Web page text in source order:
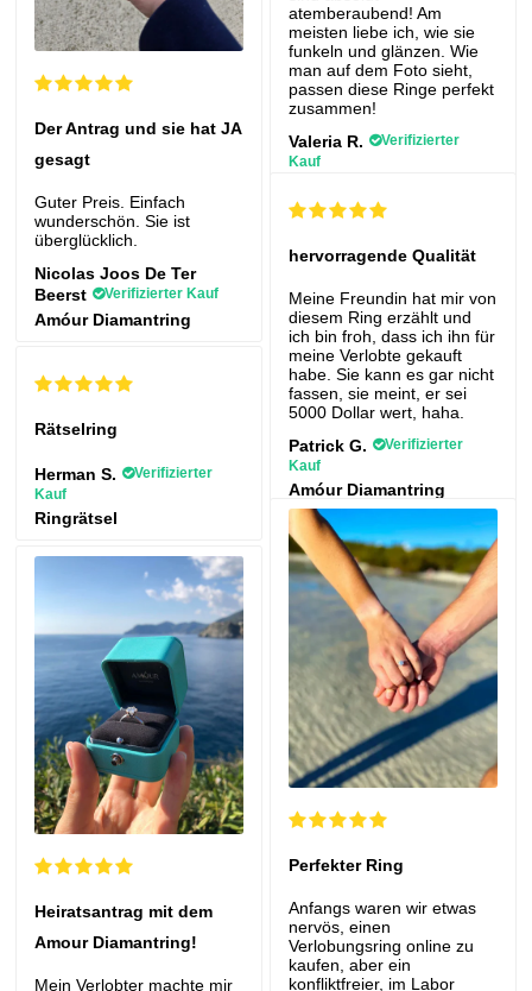
atemberaubend! Am
meisten liebe ich, wie sie
funkeln und glänzen. Wie
man auf dem Foto sieht,
passen diese Ringe perfekt
zusammen!
Valeria R.
Verifizierter
Kauf
Der Antrag und sie hat JA
gesagt
Guter Preis. Einfach
wunderschön. Sie ist
überglücklich.
Nicolas Joos De Ter
Beerst
Verifizierter Kauf
Amóur Diamantring
hervorragende Qualität
Meine Freundin hat mir von
diesem Ring erzählt und
ich bin froh, dass ich ihn für
meine Verlobte gekauft
habe. Sie kann es gar nicht
fassen, sie meint, er sei
5000 Dollar wert, haha.
Patrick G.
Verifizierter
Kauf
Amóur Diamantring
Rätselring
Herman S.
Verifizierter
Kauf
Ringrätsel
Perfekter Ring
Anfangs waren wir etwas
nervös, einen
Verlobungsring online zu
kaufen, aber ein
konfliktfreier, im Labor
Heiratsantrag mit dem
Amour Diamantring!
Mein Verlobter machte mir